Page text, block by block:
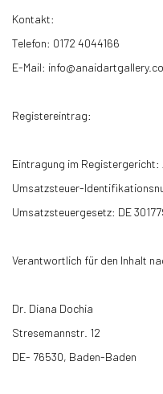
Kontakt:
Telefon: 0172 4044166
E-Mail:
Registereintrag:
Eintragung im Registergericht:
Umsatzsteuer-
Umsatzsteuergesetz: DE
Verantwortlich für den Inhalt
Dr. Diana Dochia
Stresemannstr. 12
DE- 76530, Baden-Baden